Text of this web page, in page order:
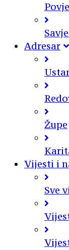
Adresar
Župe
Vijesti i
Sve